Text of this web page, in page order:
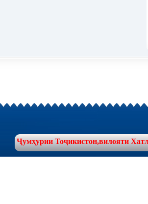
Ҷумҳурии Тоҷикистон,вилояти